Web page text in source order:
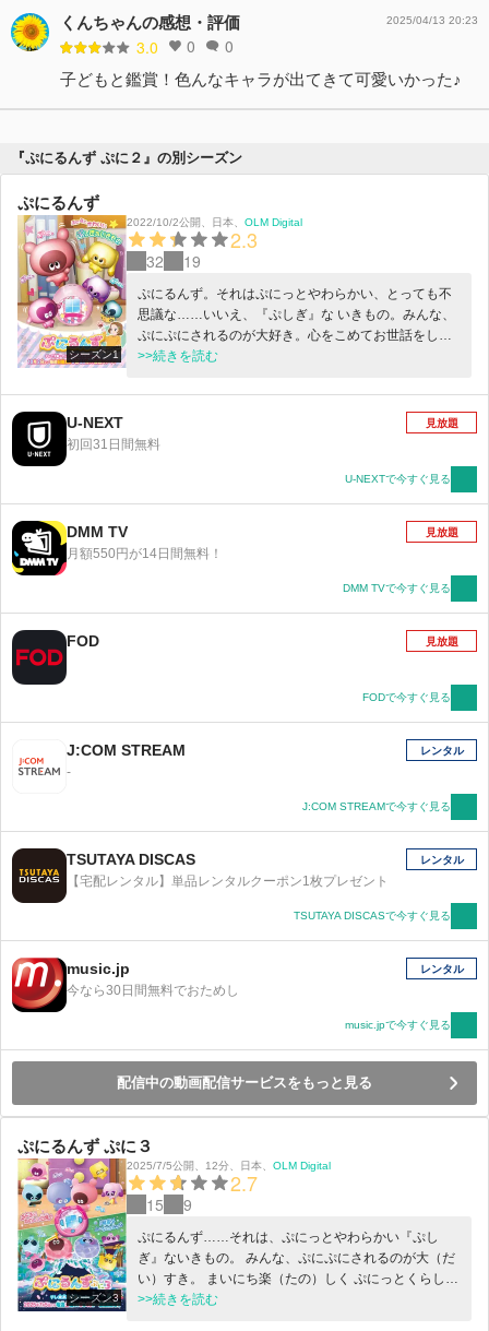
くんちゃんの感想・評価
3.0 0 0
2025/04/13 20:23
子どもと鑑賞！色んなキャラが出てきて可愛いかった♪
『ぷにるんず ぷに２』の別シーズン
ぷにるんず
シーズン1
2022/10/2公開 日本 OLM Digital
2.3
32 19
ぷにるんず。それはぷにっとやわらかい、とっても不
思議な……いいえ、『ぷしぎ』な いきもの。みんな、
ぷにぷにされるのが大好き。心をこめてお世話をして
あげると、ぷにっとかわいく成長していきます。そっ
こにも！ぷにるんずは、もしかしたら あなたのすぐそ
ばにいるかも知れません。 あいるん は明るくて好奇心
旺盛、とっても食いしんぼうなぷにるんず。人間の世
けど、いつもなにかがへんてこりんです。そんな あい
るん のお世話をしているのは、あいるんと同じく明る
くて好奇心旺盛、そして、パンやおかしを作るのが大
好きな小学4年生の女の子 ゆかちゃん。2人は大のなか
よし。なにをやるにもいつも一緒です。 とってもエネ
ルギッシュなえねるん、ラブラブパワー全開のらぶる
ん、うるうる泣き虫なうるるん、クールビューティな
とゆかちゃんのぷにぷに楽しい毎日はつづいてゆきま
>>続きを読む
U-NEXT
初回31日間無料
見放題
U-NEXTで今すぐ見る
DMM TV
月額550円が14日間無料！
見放題
DMM TVで今すぐ見る
FOD 見放題
FODで今すぐ見る
J:COM STREAM
-
レンタル
J:COM STREAMで今すぐ見る
TSUTAYA DISCAS
【宅配レンタル】単品レンタルクーポン1枚プレゼント
レンタル
TSUTAYA DISCASで今すぐ見る
music.jp
今なら30日間無料でおためし
レンタル
music.jpで今すぐ見る
配信中の動画配信サービスをもっと見る
ぷにるんず ぷに３
シーズン3
2025/7/5公開 12分 日本 OLM Digital
2.7
15 9
ぷにるんず……それは、ぷにっとやわらかい『ぷし
ぎ』ないきもの。 みんな、ぷにぷにされるのが大（だ
い）すき。 まいにち楽（たの）しく ぷにっとくらして
います。 そんなぷにるんずのまえに、あたらしい『ぷ
>>続きを読む